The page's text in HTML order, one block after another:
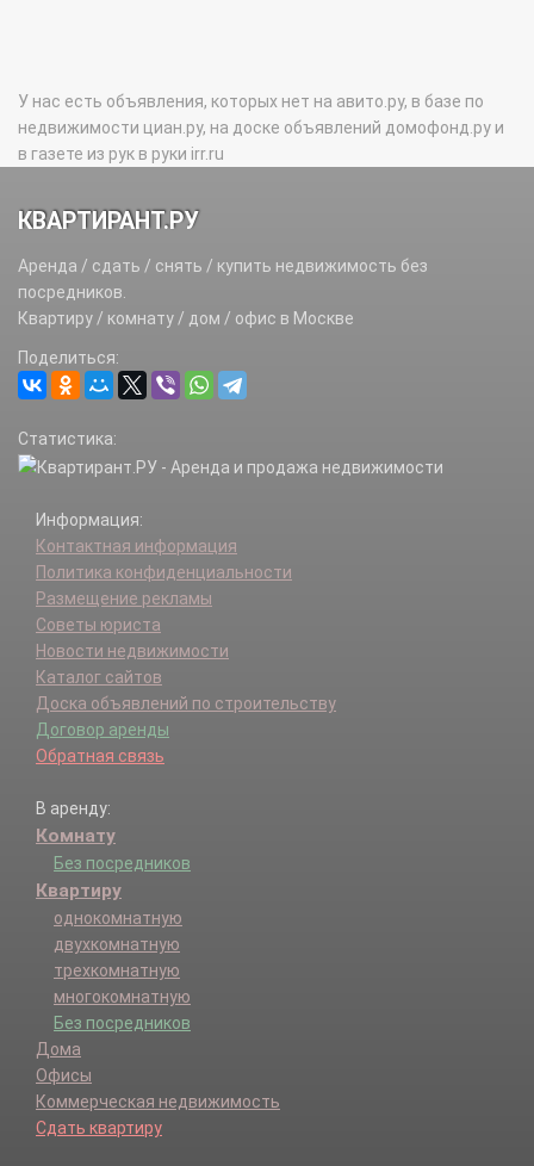
У нас есть объявления, которых нет на авито.ру, в базе по
недвижимости циан.ру, на доске объявлений домофонд.ру и
в газете из рук в руки irr.ru
КВАРТИРАНТ.РУ
Аренда / сдать / снять / купить недвижимость без
посредников.
Квартиру / комнату / дом / офис в Москве
Поделиться:
Статистика:
Информация:
Контактная информация
Политика конфиденциальности
Размещение рекламы
Советы юриста
Новости недвижимости
Каталог сайтов
Доска объявлений по строительству
Договор аренды
Обратная связь
В аренду:
Комнату
Без посредников
Квартиру
однокомнатную
двухкомнатную
трехкомнатную
многокомнатную
Без посредников
Дома
Офисы
Коммерческая недвижимость
Сдать квартиру